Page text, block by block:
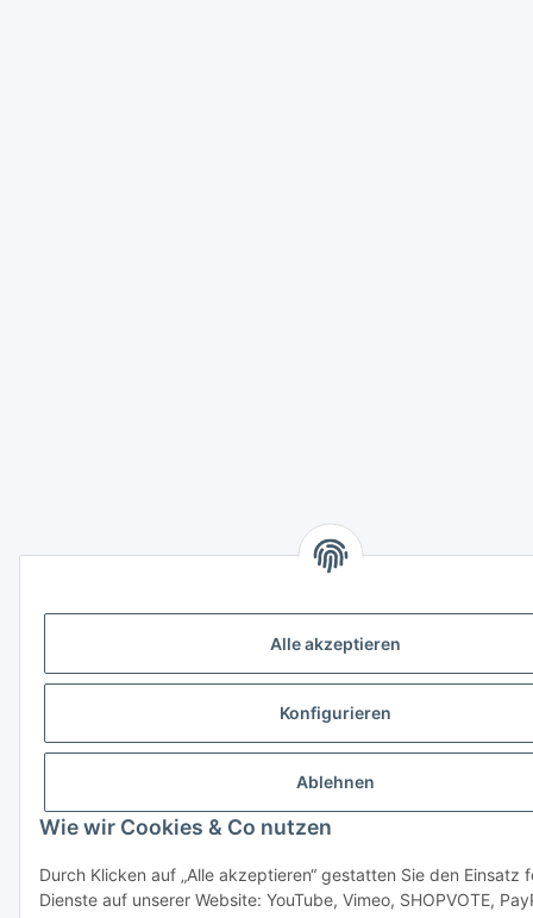
Alle akzeptieren
Konfigurieren
Ablehnen
Wie wir Cookies & Co nutzen
Durch Klicken auf „Alle akzeptieren“ gestatten Sie den Einsatz
Dienste auf unserer Website: YouTube, Vimeo, SHOPVOTE,